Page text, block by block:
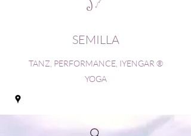
SEMILLA
TANZ, PERFORMANCE, IYENGAR ®
YOGA